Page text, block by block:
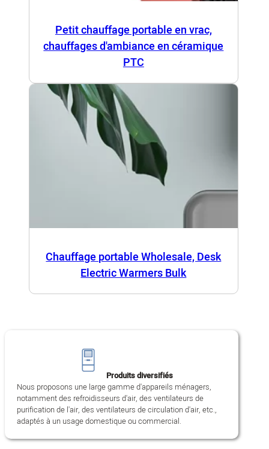
Petit chauffage portable en vrac,
chauffages d'ambiance en céramique
PTC
Chauffage portable Wholesale, Desk
Electric Warmers Bulk
Produits diversifiés
Nous proposons une large gamme d'appareils ménagers,
notamment des refroidisseurs d'air, des ventilateurs de
purification de l'air, des ventilateurs de circulation d'air, etc.,
adaptés à un usage domestique ou commercial.